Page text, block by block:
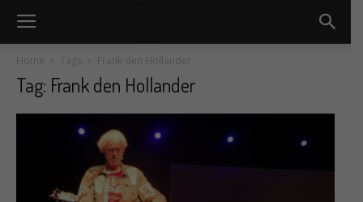
Home Tags Frank den Hollander
Tag: Frank den Hollander